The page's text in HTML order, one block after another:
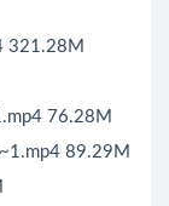
321.28M
76.28M
89.29M